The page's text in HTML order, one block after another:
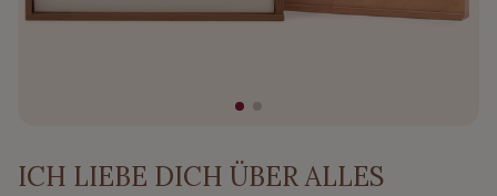
ICH LIEBE DICH ÜBER ALLES